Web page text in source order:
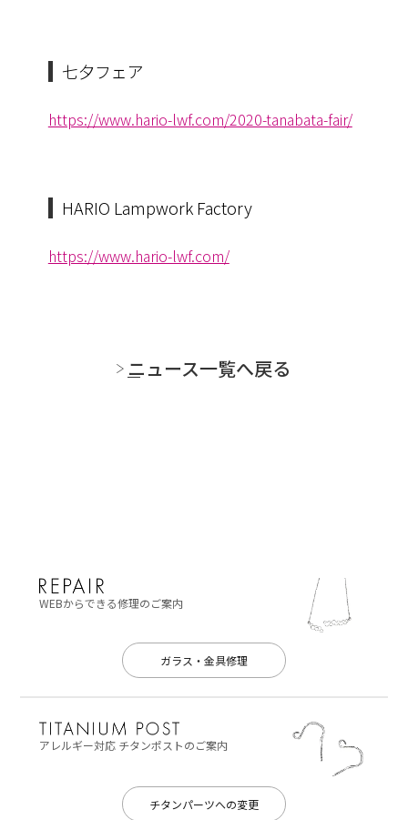
七夕フェア
https://www.hario-lwf.com/2020-tanabata-fair/
HARIO Lampwork Factory
https://www.hario-lwf.com/
ニュース一覧へ戻る
WEBからできる修理のご案内
ガラス・金具修理
アレルギー対応チタンポストのご案内
チタンパーツへの変更